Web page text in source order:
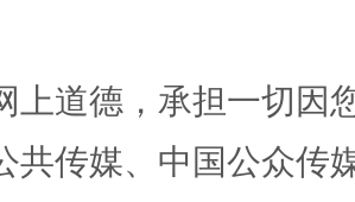
上道德，承担一切因
共传媒、中国公众传